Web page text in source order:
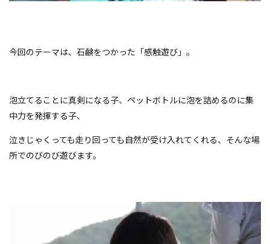
今回のテーマは、石鹸をつかった「感触遊び」。
泡立てることに真剣になる子、ペットボトルに泡を詰めるのに集
中力を発揮する子、
泣きじゃくっても走り回っても自然が受け入れてくれる、そんな場
所でのびのび遊びます。